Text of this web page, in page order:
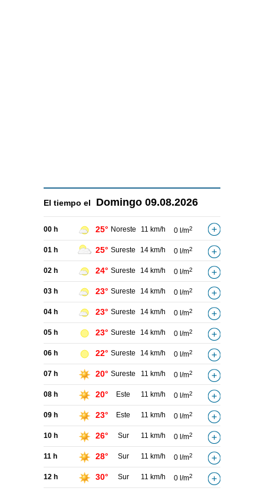
El tiempo el Domingo 09.08.2026
00 h 25° Noreste 11 km/h 0 l/m2
01 h 25° Sureste 14 km/h 0 l/m2
02 h 24° Sureste 14 km/h 0 l/m2
03 h 23° Sureste 14 km/h 0 l/m2
04 h 23° Sureste 14 km/h 0 l/m2
05 h 23° Sureste 14 km/h 0 l/m2
06 h 22° Sureste 14 km/h 0 l/m2
07 h 20° Sureste 11 km/h 0 l/m2
08 h 20° Este 11 km/h 0 l/m2
09 h 23° Este 11 km/h 0 l/m2
10 h 26° Sur 11 km/h 0 l/m2
11 h 28° Sur 11 km/h 0 l/m2
12 h 30° Sur 11 km/h 0 l/m2